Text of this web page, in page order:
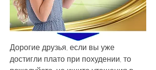
Дорогие друзья, если вы уже
достигли плато при похудении, то